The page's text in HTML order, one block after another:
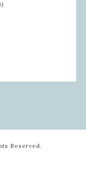
Reserved.